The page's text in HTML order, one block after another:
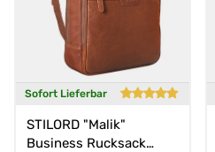
Sofort Lieferbar
STILORD "Malik"
Business Rucksack